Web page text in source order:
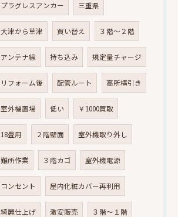
プラグレスアンカー 三重県
大津から草津 買い替え ３階～２階
アンテナ線 持ち込み 規定量チャージ
リフォーム後 配管ルート 高所横引き
室外機置場 低い ￥1000買取
18畳用 ２階壁面 室外機取り外し
難所作業 ３階カゴ 室外機電源
コンセント 屋内化粧カバー再利用
綺麗仕上げ 激安販売 ３階～１階